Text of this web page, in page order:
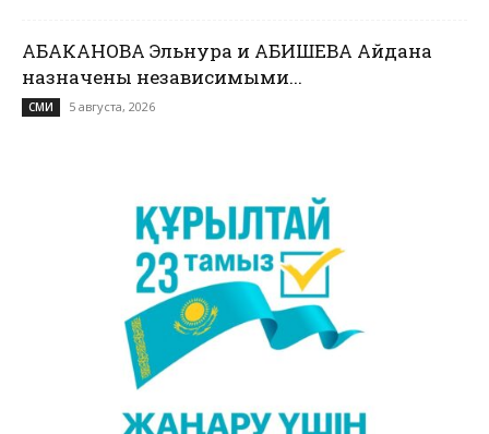
АБАКАНОВА Эльнура и АБИШЕВА Айдана
назначены независимыми...
СМИ 5 августа, 2026